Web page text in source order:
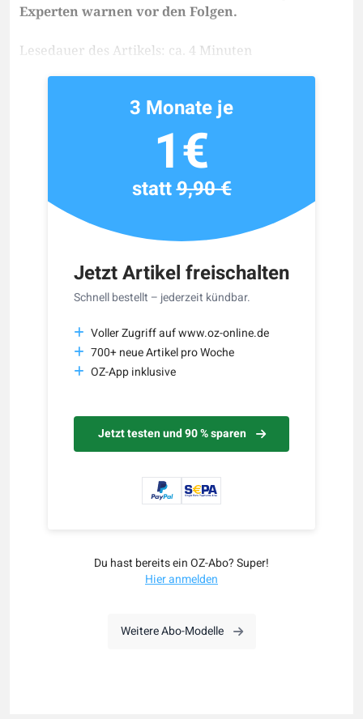
Experten warnen vor den Folgen.
Lesedauer des Artikels: ca. 4 Minuten
Jetzt Artikel freischalten
Schnell bestellt – jederzeit kündbar.
Voller Zugriff auf www.oz-online.de
700+ neue Artikel pro Woche
OZ-App inklusive
Jetzt testen und 90 % sparen
3 Monate je
1€
statt9,90 €
Du hast bereits ein OZ-Abo? Super!
Hier anmelden
Weitere Abo-Modelle